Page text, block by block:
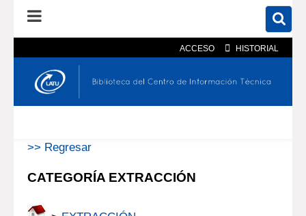
ACCESO HISTORIAL
En el catálogo En el sitio
>> Regresar
CATEGORÍA EXTRACCIÓN